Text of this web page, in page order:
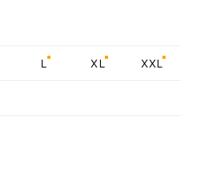
L XL XXL